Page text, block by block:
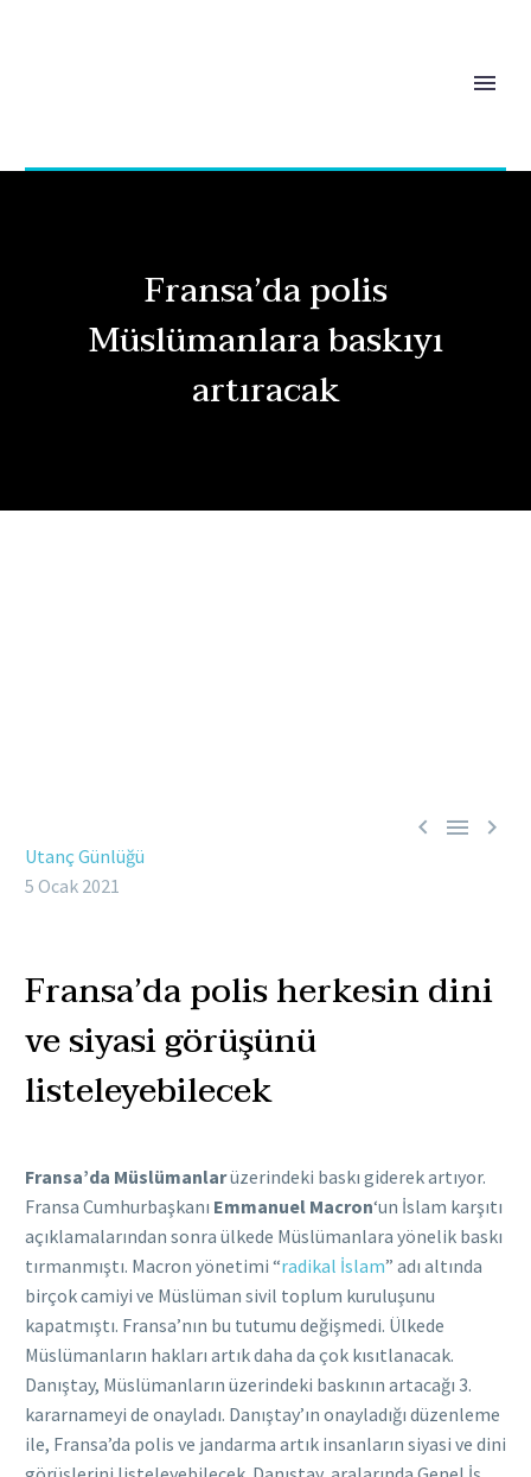
Fransa’da polis
Müslümanlara baskıyı
artıracak
  
Utanç Günlüğü
5 Ocak 2021
Fransa’da polis herkesin dini
ve siyasi görüşünü
listeleyebilecek
Fransa’da Müslümanlarüzerindeki baskı giderek artıyor.
Fransa Cumhurbaşkanı Emmanuel Macron‘un İslam karşıtı
açıklamalarından sonra ülkede Müslümanlara yönelik baskı
tırmanmıştı. Macron yönetimi “radikal İslam” adı altında
birçok camiyi ve Müslüman sivil toplum kuruluşunu
kapatmıştı. Fransa’nın bu tutumu değişmedi. Ülkede
Müslümanların hakları artık daha da çok kısıtlanacak.
Danıştay, Müslümanların üzerindeki baskının artacağı 3.
kararnameyi de onayladı. Danıştay’ın onayladığı düzenleme
ile, Fransa’da polis ve jandarma artık insanların siyasi ve dini